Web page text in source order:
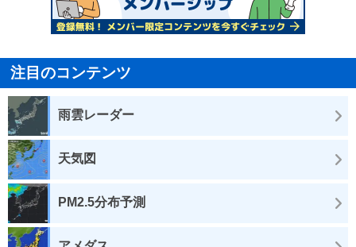
注目のコンテンツ
雨雲レーダー
天気図
PM2.5分布予測